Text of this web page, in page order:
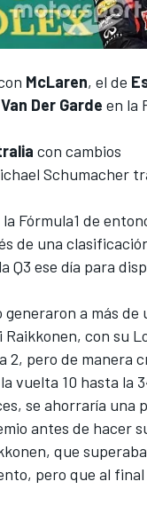
McLaren, el de
Der Garde en la
con cambios
Schumacher
Fórmula1 de
de una
Q3 ese día para
a más de
Raikkonen, con su
2, pero de manera
vuelta 10 hasta la
se ahorraría una
antes de hacer
que
pero que al final